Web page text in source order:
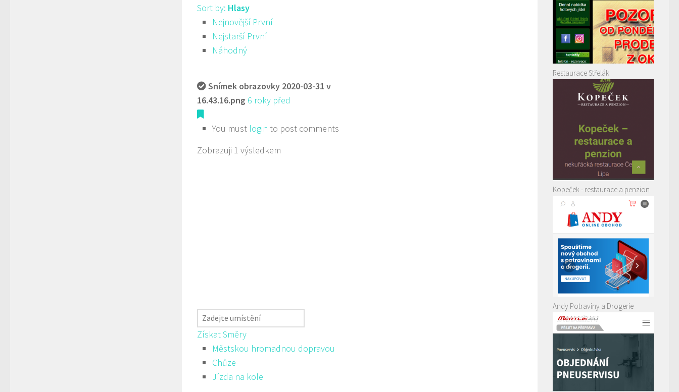
Sort by: Hlasy
Nejnovější První
Nejstarší První
Náhodný
Snímek obrazovky 2020-03-31 v
16.43.16.png 6 roky před
You must login to post comments
Zobrazuji 1 výsledkem
Získat Směry
Městskou hromadnou dopravou
Chůze
Jízda na kole
Restaurace Střelák
Kopeček - restaurace a penzion
Andy Potraviny a Drogerie